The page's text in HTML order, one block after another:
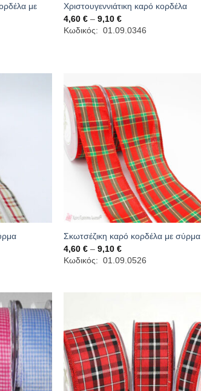
με
Χριστουγεννιάτικη καρό κορδέλα
4,60€ – 9,10€Price
range:
4,60 €
Κωδικός: 01.09.0346
Σκωτσέζικη καρό κορδέλα με σύρμα
4,60€ – 9,10€Price
range:
4,60 €
Κωδικός: 01.09.0526